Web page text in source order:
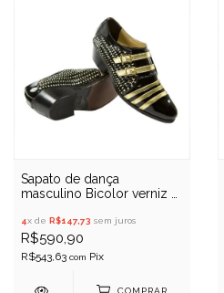
Sapato de dança
masculino Bicolor verniz 2
Porto Free 071
4x de R$147,73 sem juros
R$590,90
R$543,63 com